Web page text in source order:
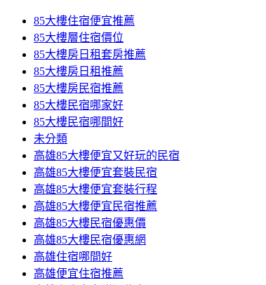
85大樓住宿便宜推薦
85大樓層住宿價位
85大樓房日租套房推薦
85大樓房日租推薦
85大樓房民宿推薦
85大樓民宿哪家好
85大樓民宿哪間好
未分類
高雄85大樓便宜又好玩的民宿
高雄85大樓便宜套裝民宿
高雄85大樓便宜套裝行程
高雄85大樓便宜民宿推薦
高雄85大樓民宿優惠價
高雄85大樓民宿優惠網
高雄住宿哪間好
高雄便宜住宿推薦